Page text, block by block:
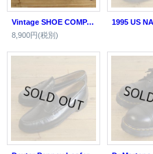
Vintage SHOE COMPANY Suede Wing-Tip Shoes
8,900円(税別)